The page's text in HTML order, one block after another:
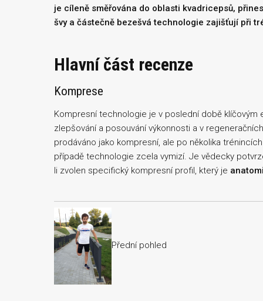
je cíleně směřována do oblasti kvadricepsů,
švy a částečně bezešvá technologie zajišťují při
Hlavní část recenze
Komprese
Kompresní technologie je v poslední době
zlepšování a posouvání výkonnosti a v
prodáváno jako kompresní, ale po několika
případě technologie zcela vymizí. Je vědecky
li zvolen specifický kompresní profil, který je
Přední pohled